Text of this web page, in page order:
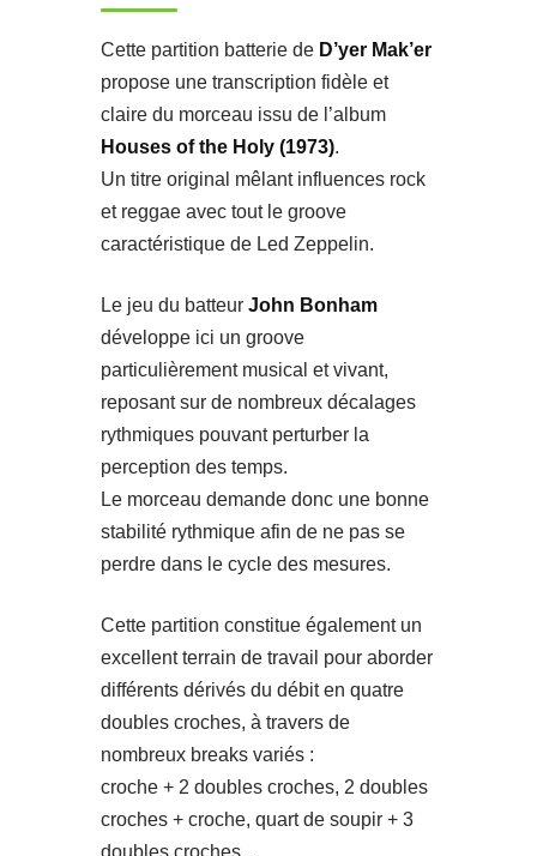
Cette partition batterie de D’yer Mak’er
propose une transcription fidèle et
claire du morceau issu de l’album
Houses of the Holy (1973).
Un titre original mêlant influences rock
et reggae avec tout le groove
caractéristique de Led Zeppelin.
Le jeu du batteur John Bonham
développe ici un groove
particulièrement musical et vivant,
reposant sur de nombreux décalages
rythmiques pouvant perturber la
perception des temps.
Le morceau demande donc une bonne
stabilité rythmique afin de ne pas se
perdre dans le cycle des mesures.
Cette partition constitue également un
excellent terrain de travail pour aborder
différents dérivés du débit en quatre
doubles croches, à travers de
nombreux breaks variés :
croche + 2 doubles croches, 2 doubles
croches + croche, quart de soupir + 3
doubles croches…